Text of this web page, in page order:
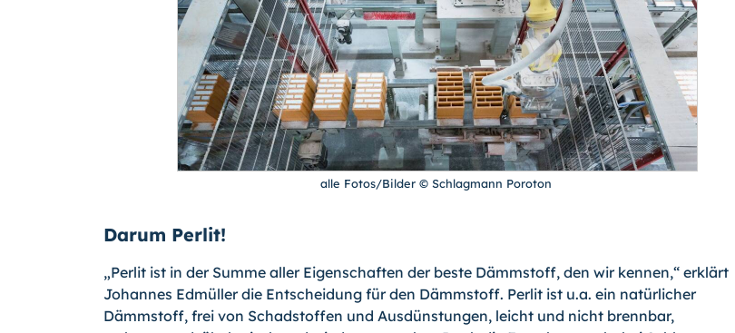
alle Fotos/Bilder © Schlagmann Poroton
Darum Perlit!
„Perlit ist in der Summe aller Eigenschaften der beste Dämmstoff, den wir kennen,“ erklärt
Johannes Edmüller die Entscheidung für den Dämmstoff. Perlit ist u.a. ein natürlicher
Dämmstoff, frei von Schadstoffen und Ausdünstungen, leicht und nicht brennbar,